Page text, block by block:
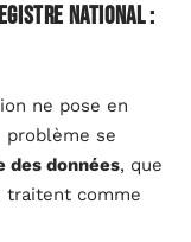
national :
ne pose en
problème se
des données, que
traitent comme